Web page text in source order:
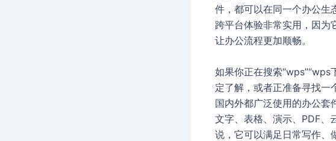
件，都可以在同一个办公生
跨平台体验非常实用，因为
让办公流程更加顺畅。
如果你正在搜索“wps”“wps
定了解，或者正准备寻找
国内外都广泛使用的办公套
文字、表格、演示、PDF、
说，它可以满足日常写作、